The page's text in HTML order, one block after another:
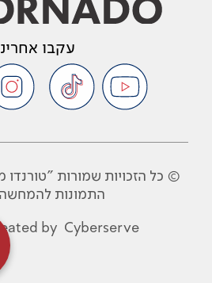
עקבו
© כל הזכויות שמורות "טורנדו
התמונות
by Cyberserve